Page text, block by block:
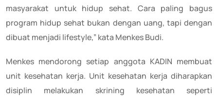
masyarakat untuk hidup sehat. Cara paling bagus
program hidup sehat bukan dengan uang, tapi dengan
dibuat menjadi lifestyle,” kata Menkes Budi.
Menkes mendorong setiap anggota KADIN membuat
unit kesehatan kerja. Unit kesehatan kerja diharapkan
disiplin melakukan skrining kesehatan seperti